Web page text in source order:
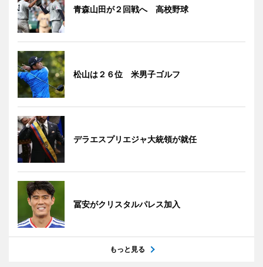
青森山田が２回戦へ 高校野球
松山は２６位 米男子ゴルフ
デラエスプリエジャ大統領が就任
冨安がクリスタルパレス加入
もっと見る